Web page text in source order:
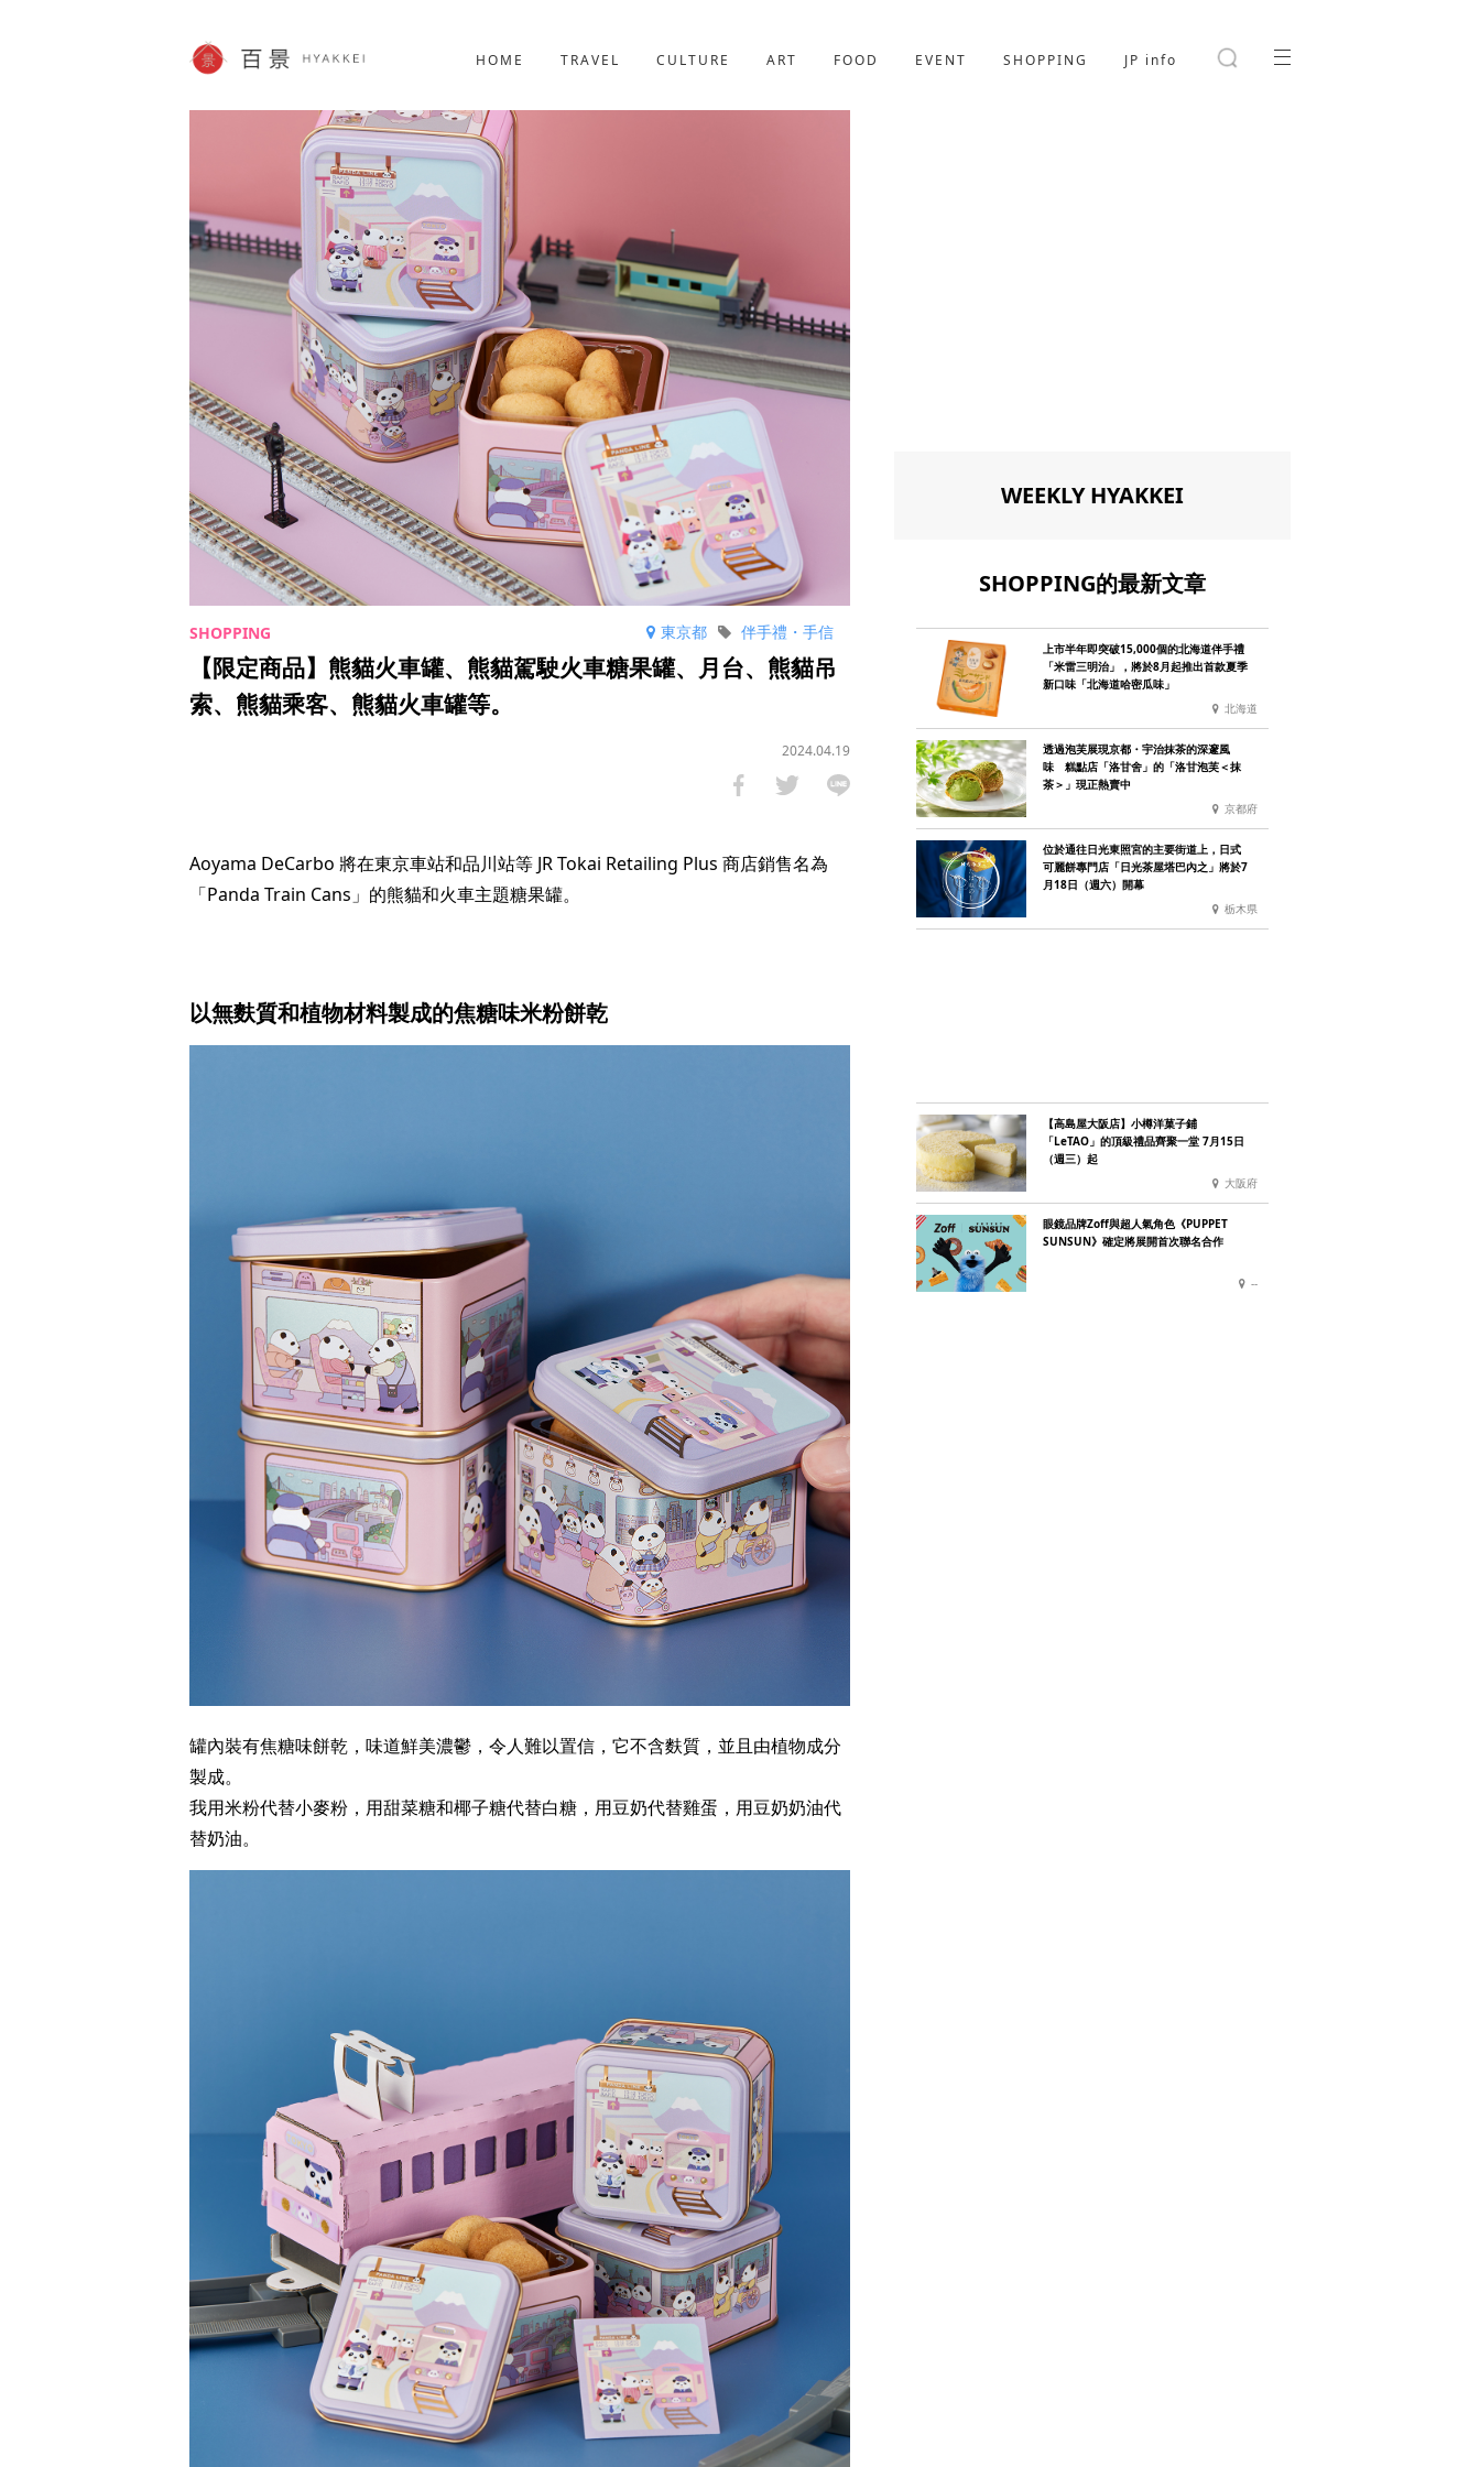
HOME TRAVEL CULTURE ART FOOD EVENT SHOPPING JP info
SHOPPING
JP info
東京都 伴手禮・手信
【限定商品】熊貓火車罐、熊貓駕駛火車糖果罐、月台、熊貓吊
索、熊貓乘客、熊貓火車罐等。
2024.04.19
Aoyama DeCarbo 將在東京車站和品川站等 JR Tokai Retailing Plus 商店銷售名為
「Panda Train Cans」的熊貓和火車主題糖果罐。
以無麩質和植物材料製成的焦糖味米粉餅乾
罐內裝有焦糖味餅乾，味道鮮美濃鬱，令人難以置信，它不含麩質，並且由植物成分
製成。
我用米粉代替小麥粉，用甜菜糖和椰子糖代替白糖，用豆奶代替雞蛋，用豆奶奶油代
替奶油。
WEEKLY HYAKKEI
SHOPPING的最新文章
上市半年即突破15,000個的北海道伴手禮
「米雷三明治」，將於8月起推出首款夏季
新口味「北海道哈密瓜味」
北海道
透過泡芙展現京都・宇治抹茶的深邃風
味 糕點店「洛甘舍」的「洛甘泡芙＜抹
茶＞」現正熱賣中
京都府
位於通往日光東照宮的主要街道上，日式
可麗餅專門店「日光茶屋塔巴內之」將於7
月18日（週六）開幕
栃木県
【高島屋大阪店】小樽洋菓子鋪
「LeTAO」的頂級禮品齊聚一堂 7月15日
（週三）起
大阪府
眼鏡品牌Zoff與超人氣角色《PUPPET
SUNSUN》確定將展開首次聯名合作
--